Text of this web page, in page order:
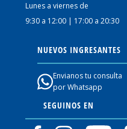
Lunes a viernes de
9:30 a 12:00 | 17:00 a 20:30
NUEVOS INGRESANTES
Envianos tu consulta
por Whatsapp
SEGUINOS EN